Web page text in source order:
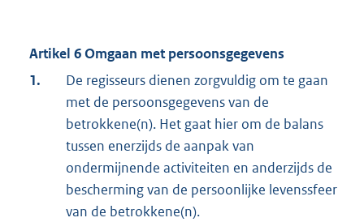
Artikel 6 Omgaan met persoonsgegevens
1.
De regisseurs dienen zorgvuldig om te gaan
met de persoonsgegevens van de
betrokkene(n). Het gaat hier om de balans
tussen enerzijds de aanpak van
ondermijnende activiteiten en anderzijds de
bescherming van de persoonlijke levenssfeer
van de betrokkene(n).